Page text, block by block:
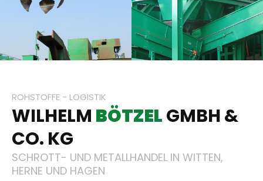
ROHSTOFFE - LOGISTIK
WILHELM BÖTZELGMBH &
CO. KG
SCHROTT- UND METALLHANDEL IN WITTEN,
HERNE UND HAGEN